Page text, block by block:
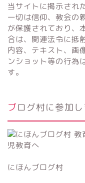
当サイトに掲示され
一切は信仰、教会の
が保護されており、
合は、関連法令に抵
内容、テキスト、画
ンショット等の行為
す。
ブログ村に参加
にほんブログ村